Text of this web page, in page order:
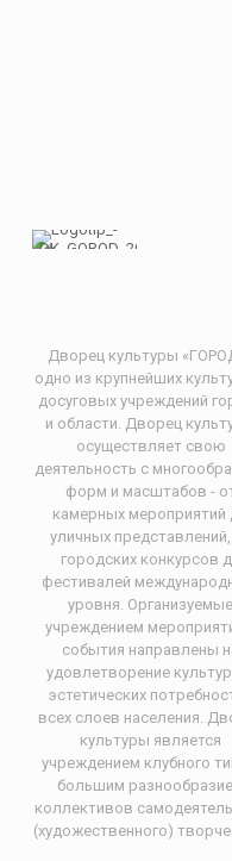
Дворец культуры
одно из крупнейших
досуговых учреждений
и области. Дворец
осуществляет свою
деятельность с
форм и масштабов -
камерных мероприятий
уличных
городских конкурсов
фестивалей
уровня. Организуемые
учреждением
события направлены
удовлетворение
эстетических
всех слоев населения.
культуры является
учреждением клубного
большим
коллективов
(художественного)